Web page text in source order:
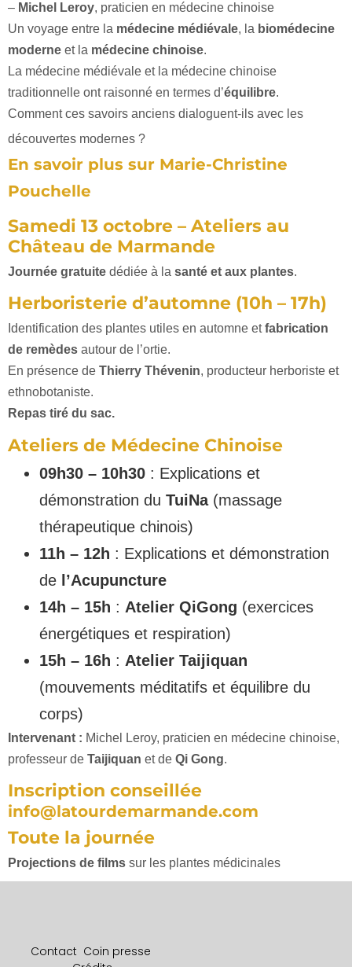
– Michel Leroy, praticien en médecine chinoise
Un voyage entre la médecine médiévale, la biomédecine
moderne et la médecine chinoise.
La médecine médiévale et la médecine chinoise
traditionnelle ont raisonné en termes d’équilibre.
Comment ces savoirs anciens dialoguent-ils avec les
découvertes modernes ?
En savoir plus sur Marie-Christine
Pouchelle
Samedi 13 octobre – Ateliers au
Château de Marmande
Journée gratuite dédiée à la santé et aux plantes.
Herboristerie d’automne (10h – 17h)
Identification des plantes utiles en automne etfabrication
de remèdes autour de l’ortie.
En présence de Thierry Thévenin, producteur herboriste et
ethnobotaniste.
Repas tiré du sac.
Ateliers de Médecine Chinoise
09h30 – 10h30 : Explications et
démonstration du TuiNa(massage
thérapeutique chinois)
11h – 12h : Explications et démonstration
de l’Acupuncture
14h – 15h : Atelier QiGong (exercices
énergétiques et respiration)
15h – 16h : Atelier Taijiquan
(mouvements méditatifs et équilibre du
corps)
Intervenant : Michel Leroy, praticien en médecine chinoise,
professeur de Taijiquan et de Qi Gong.
Inscription conseillée
info@latourdemarmande.com
Toute la journée
Projections de films sur les plantes médicinales
Contact Coin presse